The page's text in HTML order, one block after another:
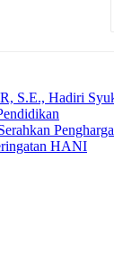
S.E., Hadiri
HANI